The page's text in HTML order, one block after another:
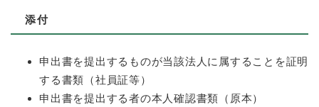
添付
申出書を提出するものが当該法人に属することを証明
する書類（社員証等）
申出書を提出する者の本人確認書類（原本）